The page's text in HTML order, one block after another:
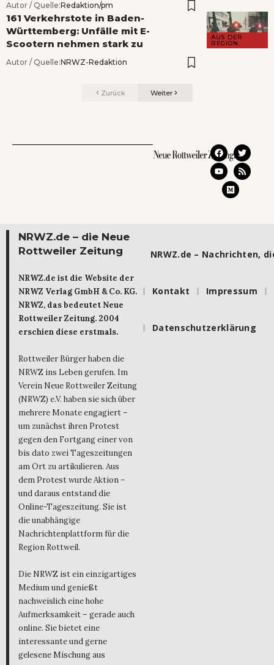
Autor / Quelle:Redaktion/pm
AUS DER
REGION
161 Verkehrstote in Baden-
Württemberg: Unfälle mit E-
Scootern nehmen stark zu
Autor / Quelle:NRWZ-Redaktion
Zurück Weiter
NRWZ.de – die Neue
Rottweiler Zeitung
NRWZ.de ist die Website der
NRWZ Verlag GmbH & Co. KG.
NRWZ, das bedeutet Neue
Rottweiler Zeitung. 2004
erschien diese erstmals.
Rottweiler Bürger haben die
NRWZ ins Leben gerufen. Im
Verein Neue Rottweiler Zeitung
(NRWZ) e.V. haben sie sich über
mehrere Monate engagiert –
um zunächst ihren Protest
gegen den Fortgang einer von
bis dato zwei Tageszeitungen
am Ort zu artikulieren. Aus
dem Protest wurde Aktion –
und daraus entstand die
Online-Tageszeitung. Sie ist
die unabhängige
Nachrichtenplattform für die
Region Rottweil.
Die NRWZ ist ein einzigartiges
Medium und genießt
nachweislich eine hohe
Aufmerksamkeit – gerade auch
online. Sie bietet eine
interessante und gerne
gelesene Mischung aus
NRWZ.de – Nachrichten,
Kontakt Impressum
Datenschutzerklärung